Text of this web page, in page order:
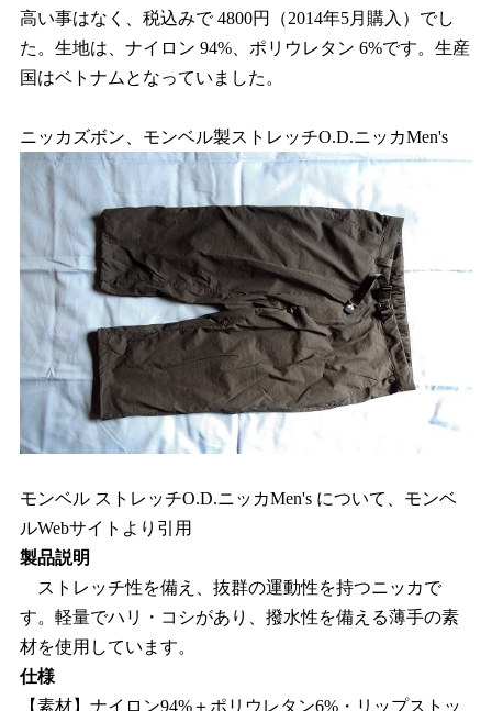
高い事はなく、税込みで 4800円（2014年5月購入）でし
た。生地は、ナイロン 94%、ポリウレタン 6%です。生産
国はベトナムとなっていました。
ニッカズボン、モンベル製ストレッチO.D.ニッカMen's
モンベル ストレッチO.D.ニッカMen's について、モンベ
ルWebサイトより引用
製品説明
ストレッチ性を備え、抜群の運動性を持つニッカで
す。軽量でハリ・コシがあり、撥水性を備える薄手の素
材を使用しています。
仕様
【素材】ナイロン94%＋ポリウレタン6%・リップストッ